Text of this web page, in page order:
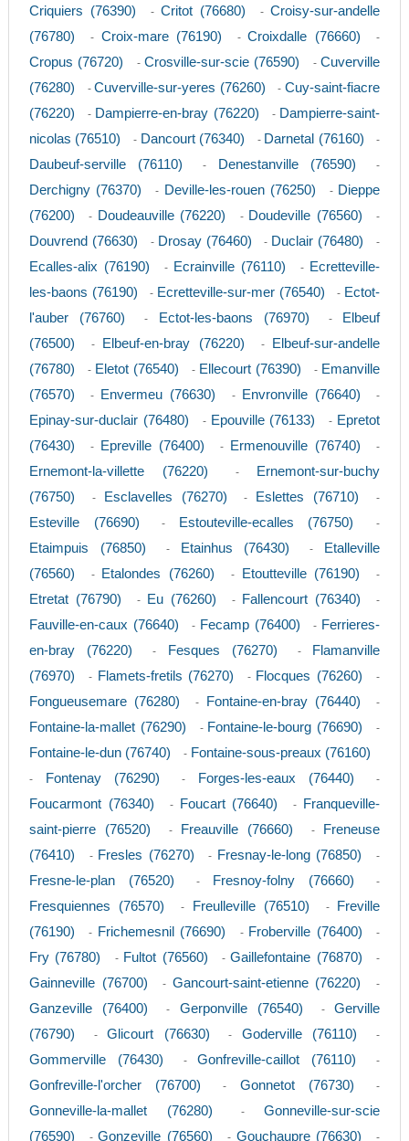
Criquiers (76390) - Critot (76680) -Croisy-sur-andelle
(76780)
- Croix-mare (76190) -Croixdalle (76660) -
Cropus (76720) -Crosville-sur-scie (76590) -Cuverville
(76280)
-Cuverville-sur-yeres (76260) -Cuy-saint-fiacre
(76220)
- Dampierre-en-bray (76220) - Dampierre-saint-
nicolas (76510)
- Dancourt (76340) - Darnetal (76160) -
Daubeuf-serville (76110) - Denestanville (76590) -
Derchigny (76370) - Deville-les-rouen (76250) - Dieppe
(76200)
- Doudeauville (76220) - Doudeville (76560) -
Douvrend (76630) - Drosay (76460) - Duclair (76480) -
Ecalles-alix (76190) - Ecrainville (76110) - Ecretteville-
les-baons (76190)
- Ecretteville-sur-mer (76540) - Ectot-
l'auber (76760)
- Ectot-les-baons (76970) -
Elbeuf
(76500)
- Elbeuf-en-bray (76220) -
Elbeuf-sur-andelle
(76780)
- Eletot (76540) - Ellecourt (76390) - Emanville
(76570)
- Envermeu (76630) - Envronville (76640) -
Epinay-sur-duclair (76480) - Epouville (76133) - Epretot
(76430)
- Epreville (76400) - Ermenouville (76740) -
Ernemont-la-villette (76220) -
Ernemont-sur-buchy
(76750)
- Esclavelles (76270) - Eslettes (76710) -
Esteville (76690) - Estouteville-ecalles (76750) -
Etaimpuis (76850) - Etainhus (76430) -
Etalleville
(76560)
- Etalondes (76260) - Etoutteville (76190) -
Etretat (76790) - Eu (76260) - Fallencourt (76340) -
Fauville-en-caux (76640) - Fecamp (76400) - Ferrieres-
en-bray (76220)
- Fesques (76270) -
Flamanville
(76970)
- Flamets-fretils (76270) - Flocques (76260) -
Fongueusemare (76280) - Fontaine-en-bray (76440) -
Fontaine-la-mallet (76290) - Fontaine-le-bourg (76690) -
Fontaine-le-dun (76740) - Fontaine-sous-preaux (76160)
- Fontenay (76290) - Forges-les-eaux (76440) -
Foucarmont (76340) - Foucart (76640) -
Franqueville-
saint-pierre (76520)
- Freauville (76660) -
Freneuse
(76410)
- Fresles (76270) - Fresnay-le-long (76850) -
Fresne-le-plan (76520) - Fresnoy-folny (76660) -
Fresquiennes (76570) - Freulleville (76510) -
Freville
(76190)
- Frichemesnil (76690) - Froberville (76400) -
Fry (76780) - Fultot (76560) -Gaillefontaine (76870) -
Gainneville (76700) - Gancourt-saint-etienne (76220) -
Ganzeville (76400) - Gerponville (76540) -Gerville
(76790)
-Glicourt (76630) - Goderville (76110) -
Gommerville (76430) -Gonfreville-caillot (76110) -
Gonfreville-l'orcher (76700) - Gonnetot (76730) -
Gonneville-la-mallet (76280) -Gonneville-sur-scie
(76590)
-Gonzeville (76560) - Gouchaupre (76630) -